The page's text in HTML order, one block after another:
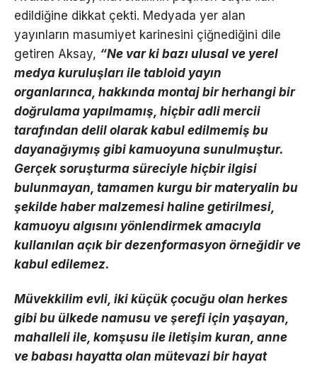
edildiğine dikkat çekti. Medyada yer alan
yayınların masumiyet karinesini çiğnediğini dile
getiren Aksay, “Ne var ki bazı ulusal ve yerel
medya kuruluşları ile tabloid yayın
organlarınca, hakkında montaj bir herhangi bir
doğrulama yapılmamış, hiçbir adli mercii
tarafından delil olarak kabul edilmemiş bu
dayanağıymış gibi kamuoyuna sunulmuştur.
Gerçek soruşturma süreciyle hiçbir ilgisi
bulunmayan, tamamen kurgu bir materyalin bu
şekilde haber malzemesi haline getirilmesi,
kamuoyu algısını yönlendirmek amacıyla
kullanılan açık bir dezenformasyon örneğidir ve
kabul edilemez.
Müvekkilim evli, iki küçük çocuğu olan herkes
gibi bu ülkede namusu ve şerefi için yaşayan,
mahalleli ile, komşusu ile iletişim kuran, anne
ve babası hayatta olan mütevazi bir hayat